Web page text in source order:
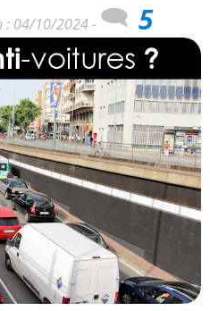
: 04/10/2024 - 5